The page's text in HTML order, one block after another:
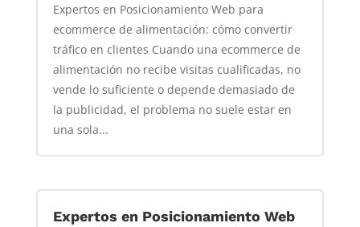
Expertos en Posicionamiento Web para
ecommerce de alimentación: cómo convertir
tráfico en clientes Cuando una ecommerce de
alimentación no recibe visitas cualificadas, no
vende lo suficiente o depende demasiado de
la publicidad, el problema no suele estar en
una sola...
Expertos en Posicionamiento Web